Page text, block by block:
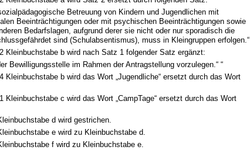
Betreuung von Kindern und Jugendlichen mit
Beeinträchtigungen oder mit psychischen Beeinträchtigungen sowie
Bedarfslagen, aufgrund derer sie nicht oder nur sporadisch die
sind (Schulabsentismus), muss in Kleingruppen erfolgen.“
Kleinbuchstabe b wird nach Satz 1 folgender Satz ergänzt:
Bewilligungsstelle im Rahmen der Antragstellung vorzulegen.“ “
b wird das Wort „Jugendliche“ ersetzt durch das Wort
c wird das Wort „CampTage“ ersetzt durch das Wort
d wird gestrichen.
e wird zu Kleinbuchstabe d.
f wird zu Kleinbuchstabe e.